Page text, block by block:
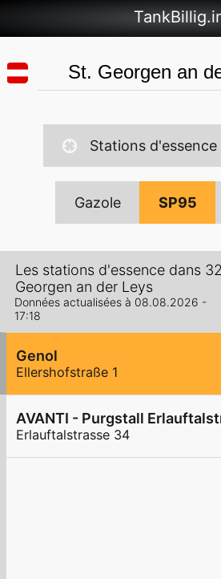
Stations
Gazole SP95
Les stations d'essence dans
Georgen an der Leys
Données actualisées à 08.08.2026 -
17:18
Genol
Ellershofstraße 1
Erlauftalstrasse 34